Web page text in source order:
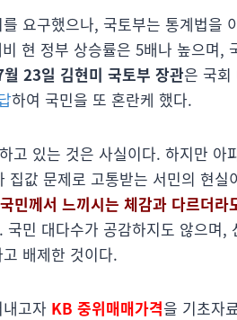
요구했으나, 국토부는 통계법을
현 정부 상승률은 5배나 높으며,
23일 김현미 국토부 장관은 국회
하여 국민을 또 혼란케 했다.
고 있는 것은 사실이다. 하지만 아
값 문제로 고통받는 서민의 현실
민께서 느끼시는 체감과 다르더
민 대다수가 공감하지도 않으며,
배제한 것이다.
고자 KB 중위매매가격을 기초자